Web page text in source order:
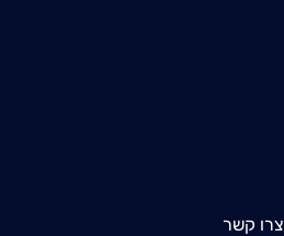
צרו קשר